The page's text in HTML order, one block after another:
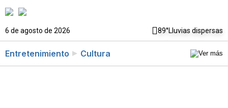
6 de agosto de 2026 89°Lluvias dispersas
Entretenimiento Cultura